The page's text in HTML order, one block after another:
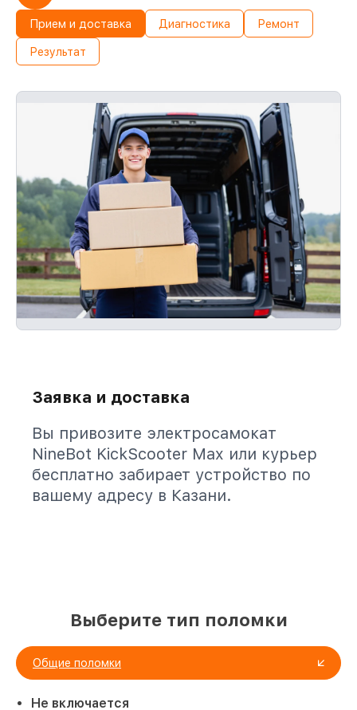
Прием и доставка Диагностика Ремонт
Результат
Заявка и доставка
Вы привозите электросамокат
NineBot KickScooter Max или курьер
бесплатно забирает устройство по
вашему адресу в Казани.
Выберите тип поломки
Общие поломки
Не включается